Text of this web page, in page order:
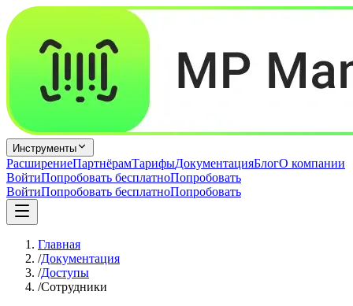
Инструменты
РасширениеПартнёрамТарифыДокументацияБлогО компании
ВойтиПопробовать бесплатноПопробовать
ВойтиПопробовать бесплатноПопробовать
Главная
/Документация
/Доступы
/Сотрудники